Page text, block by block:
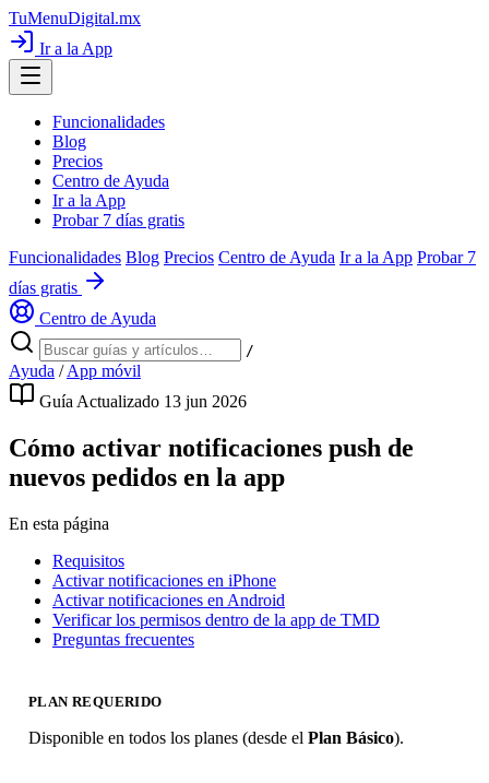
TuMenuDigital.mx
Ir a la App
Funcionalidades
Blog
Precios
Centro de Ayuda
Ir a la App
Probar 7 días gratis
Funcionalidades Blog Precios Centro de Ayuda Ir a la App Probar 7
días gratis
Centro de Ayuda
/
Ayuda / App móvil
Guía Actualizado 13 jun 2026
Cómo activar notificaciones push de
nuevos pedidos en la app
En esta página
Requisitos
Activar notificaciones en iPhone
Activar notificaciones en Android
Verificar los permisos dentro de la app de TMD
Preguntas frecuentes
PLAN REQUERIDO
Disponible en todos los planes (desde el Plan Básico).